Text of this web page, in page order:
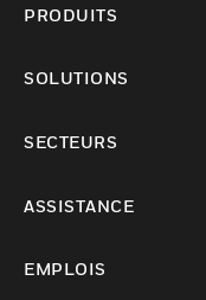
PRODUITS
SOLUTIONS
SECTEURS
ASSISTANCE
EMPLOIS